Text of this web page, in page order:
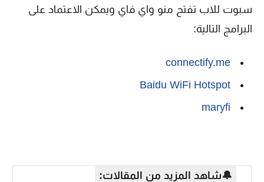
سبوت للاب تفتح منو واي فاي ويمكن الاعتماد على
البرامج التالية:
connectify.me
Baidu WiFi Hotspot
maryfi
🔔شاهد المزيد من المقالات: